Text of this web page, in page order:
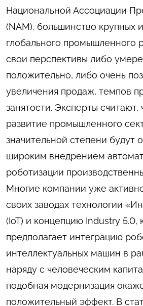
Национальной Ассоциации
(NAM), большинство крупных
глобального промышленного
свои перспективы либо
положительно, либо очень
увеличения продаж, темпов
занятости. Эксперты считают,
развитие промышленного
значительной степени будут
широким внедрением
роботизации
Многие компании уже
своих заводах технологии
(IoT) и концепцию Industry 5.0,
предполагает интеграцию
интеллектуальных машин в
наряду с человеческим
подобная модернизация
положительный эффект. В